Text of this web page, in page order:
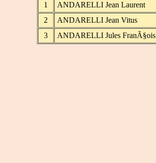
1 ANDARELLI Jean Laurent
2
ANDARELLI Jean Vitus
3
ANDARELLI Jules FranÃ§ois